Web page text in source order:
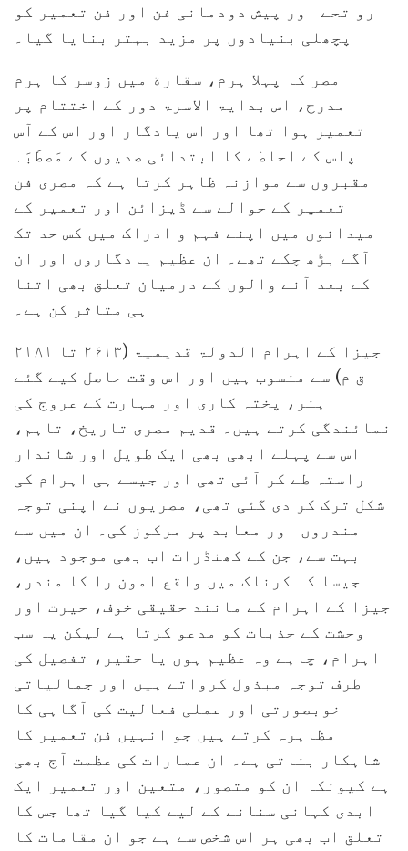
رو تحے اور پیش دودمانی فن اور فن تعمیر کو
پچھلی بنیادوں پر مزید بہتر بنایا گیا۔
مصر کا پہلا ہرم، سقارة میں زوسر کا ہرم
مدرج، اس بدایۃ الاسرۃ دور کے اختتام پر
تعمیر ہوا تھا اور اس یادگار اور اس کے آس
پاس کے احاطے کا ابتدائی صدیوں کے مَصطَبَہ
مقبروں سے موازنہ ظاہر کرتا ہے کہ مصری فن
تعمیر کے حوالے سے ڈیزائن اور تعمیر کے
میدانوں میں اپنے فہم و ادراک میں کس حد تک
آگے بڑھ چکے تھے۔ ان عظیم یادگاروں اور ان
کے بعد آنے والوں کے درمیان تعلق بھی اتنا
ہی متاثر کن ہے۔
جیزا کے اہرام الدولۃ قدیمیۃ (۲۶۱۳ تا ۲۱۸۱
ق م) سے منسوب ہیں اور اس وقت حاصل کیے گئے
ہنر، پختہ کاری اور مہارت کے عروج کی
نمائندگی کرتے ہیں۔ قدیم مصری تاریخ، تاہم،
اس سے پہلے ابھی بھی ایک طویل اور شاندار
راستہ طے کر آئی تھی اور جیسے ہی اہرام کی
شکل ترک کر دی گئی تھی، مصریوں نے اپنی توجہ
مندروں اور معابد پر مرکوز کی۔ ان میں سے
بہت سے، جن کے کھنڈرات اب بھی موجود ہیں،
جیسا کہ کرناک میں واقع امون را کا مندر،
جیزا کے اہرام کے مانند حقیقی خوف، حیرت اور
وحشت کے جذبات کو مدعو کرتا ہے لیکن یہ سب
اہرام، چاہے وہ عظیم ہوں یا حقیر، تفصیل کی
طرف توجہ مبذول کرواتے ہیں اور جمالیاتی
خوبصورتی اور عملی فعالیت کی آگاہی کا
مظاہرہ کرتے ہیں جو انہیں فن تعمیر کا
شاہکار بناتی ہے۔ ان عمارات کی عظمت آج بھی
ہے کیونکہ ان کو متصور، متعین اور تعمیر ایک
ابدی کہانی سنانے کے لیے کیا گیا تھا جس کا
تعلق اب بھی ہر اس شخص سے ہے جو ان مقامات کا